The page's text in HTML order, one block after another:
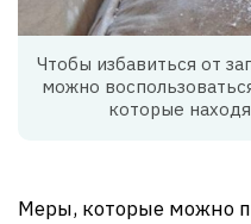
Чтобы избавиться от
можно
которые
Меры, которые можно